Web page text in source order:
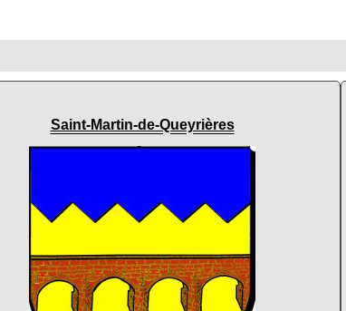
Saint-Martin-de-Queyrières